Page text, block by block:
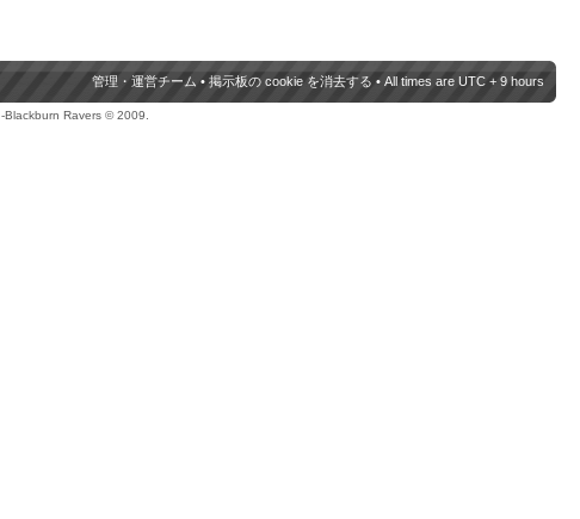
管理・運営チーム • 掲示板の cookie を消去する • All times are UTC + 9 hours
-Blackburn Ravers © 2009.